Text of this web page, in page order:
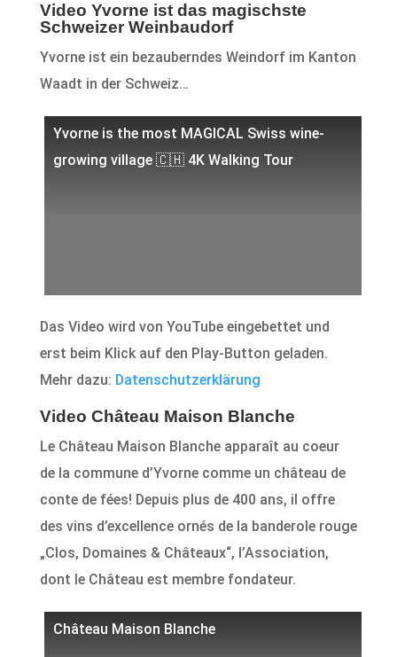
Video Yvorne ist das magischste
Schweizer Weinbaudorf
Yvorne ist ein bezauberndes Weindorf im Kanton
Waadt in der Schweiz…
Yvorne is the most MAGICAL Swiss wine-
growing village 🇨🇭 4K Walking Tour
Das Video wird von YouTube eingebettet und
erst beim Klick auf den Play-Button geladen.
Mehr dazu: Datenschutzerklärung
Video Château Maison Blanche
Le Château Maison Blanche apparaît au coeur
de la commune d’Yvorne comme un château de
conte de fées! Depuis plus de 400 ans, il offre
des vins d’excellence ornés de la banderole rouge
„Clos, Domaines & Châteaux“, l’Association,
dont le Château est membre fondateur.
Château Maison Blanche